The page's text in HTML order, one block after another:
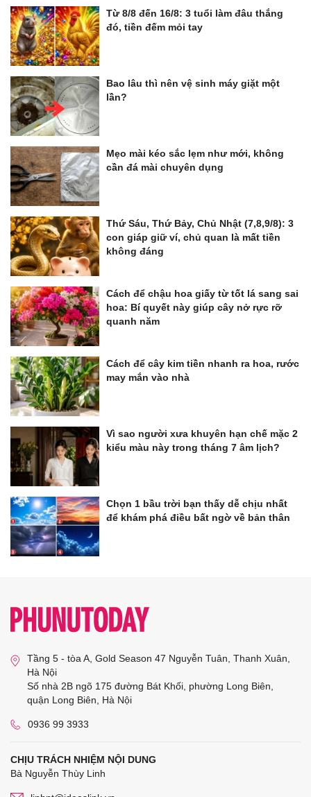
Từ 8/8 đến 16/8: 3 tuổi làm đâu thắng
đó, tiền đếm mỏi tay
Bao lâu thì nên vệ sinh máy giặt một
lần?
Mẹo mài kéo sắc lẹm như mới, không
cần đá mài chuyên dụng
Thứ Sáu, Thứ Bảy, Chủ Nhật (7,8,9/8): 3
con giáp giữ ví, chủ quan là mất tiền
không đáng
Cách để chậu hoa giấy từ tốt lá sang sai
hoa: Bí quyết này giúp cây nở rực rỡ
quanh năm
Cách để cây kim tiền nhanh ra hoa, rước
may mắn vào nhà
Vì sao người xưa khuyên hạn chế mặc 2
kiểu màu này trong tháng 7 âm lịch?
Chọn 1 bầu trời bạn thấy dễ chịu nhất
để khám phá điều bất ngờ về bản thân
Tầng 5 - tòa A, Gold Season 47 Nguyễn Tuân, Thanh Xuân,
Hà Nội
Số nhà 2B ngõ 175 đường Bát Khối, phường Long Biên,
quận Long Biên, Hà Nội
0936 99 3933
CHỊU TRÁCH NHIỆM NỘI DUNG
Bà Nguyễn Thùy Linh